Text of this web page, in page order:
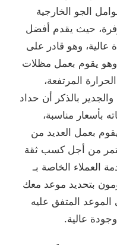
الجو الخارجية
حيث يقدم أفضل
وهو قادر على
يقوم بعمل مظلات
المرتفعة،
والجدير بالذكر أن حداد
بأسعار مناسبة،
بعمل العديد من
من أجل كسب ثقة
العملاء الخاصة بـ
بتحديد موعد معك
المتفق عليه
عالية.